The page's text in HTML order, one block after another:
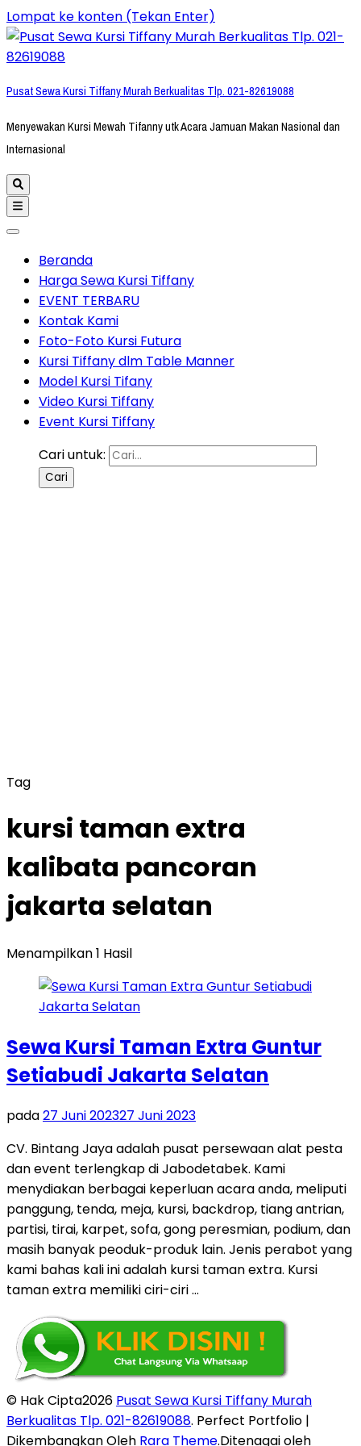
Lompat ke konten (Tekan Enter)
Pusat Sewa Kursi Tiffany Murah Berkualitas Tlp. 021-82619088
Menyewakan Kursi Mewah Tifanny utk Acara Jamuan Makan Nasional dan
Internasional
Beranda
Harga Sewa Kursi Tiffany
EVENT TERBARU
Kontak Kami
Foto-Foto Kursi Futura
Kursi Tiffany dlm Table Manner
Model Kursi Tifany
Video Kursi Tiffany
Event Kursi Tiffany
Cari untuk:
Tag
kursi taman extra
kalibata pancoran
jakarta selatan
Menampilkan 1 Hasil
Sewa Kursi Taman Extra Guntur
Setiabudi Jakarta Selatan
pada27 Juni 202327 Juni 2023
CV. Bintang Jaya adalah pusat persewaan alat pesta
dan event terlengkap di Jabodetabek. Kami
menydiakan berbagai keperluan acara anda, meliputi
panggung, tenda, meja, kursi, backdrop, tiang antrian,
partisi, tirai, karpet, sofa, gong peresmian, podium, dan
masih banyak peoduk-produk lain. Jenis perabot yang
kami bahas kali ini adalah kursi taman extra. Kursi
taman extra memiliki ciri-ciri …
© Hak Cipta2026 Pusat Sewa Kursi Tiffany Murah
Berkualitas Tlp. 021-82619088. Perfect Portfolio |
Dikembangkan Oleh Rara Theme.Ditenagai oleh